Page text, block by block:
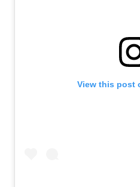
View this post